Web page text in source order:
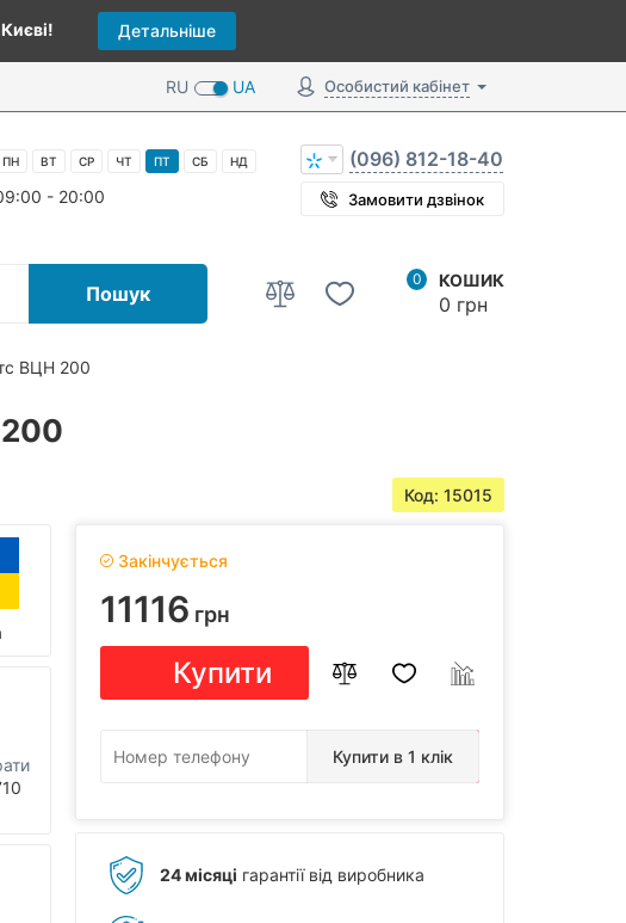
Детальніше
Особистий кабінет
RU UA
ПН ВТ СР ЧТ ПТ СБ НД
- 20:00
(096) 812-18-40
Замовити дзвінок
Пошук
0 КОШИК
0 грн
ВЦН 200
Код: 15015
Закінчується
11116 грн
Купити
Купити в 1 клік
24 місяці гарантії від виробника